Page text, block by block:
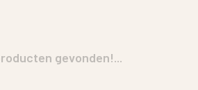
gevonden!...